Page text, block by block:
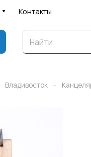
Контакты
Владивосток –